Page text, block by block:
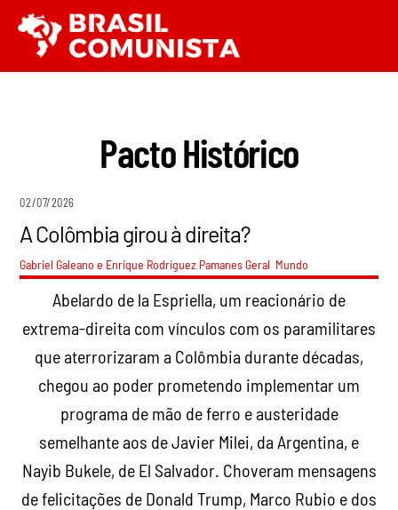
para
o
Pacto Histórico
02/07/2026
A Colômbia girou à direita?
Gabriel Galeano e Enrique Rodríguez Pamanes Geral Mundo
Abelardo de la Espriella, um reacionário de
extrema-direita com vínculos com os paramilitares
que aterrorizaram a Colômbia durante décadas,
chegou ao poder prometendo implementar um
programa de mão de ferro e austeridade
semelhante aos de Javier Milei, da Argentina, e
Nayib Bukele, de El Salvador. Choveram mensagens
de felicitações de Donald Trump, Marco Rubio e dos